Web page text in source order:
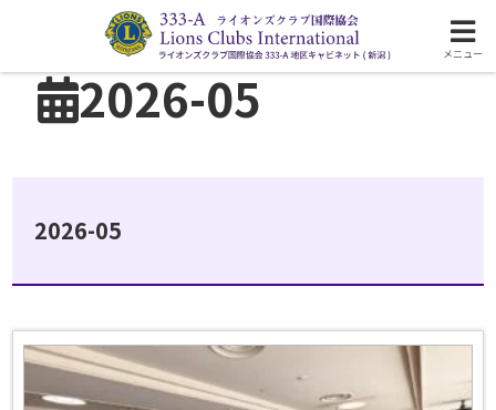
ライオンズクラブ国際協会333-A地区の活動
2026-05
2026-05
メニュー